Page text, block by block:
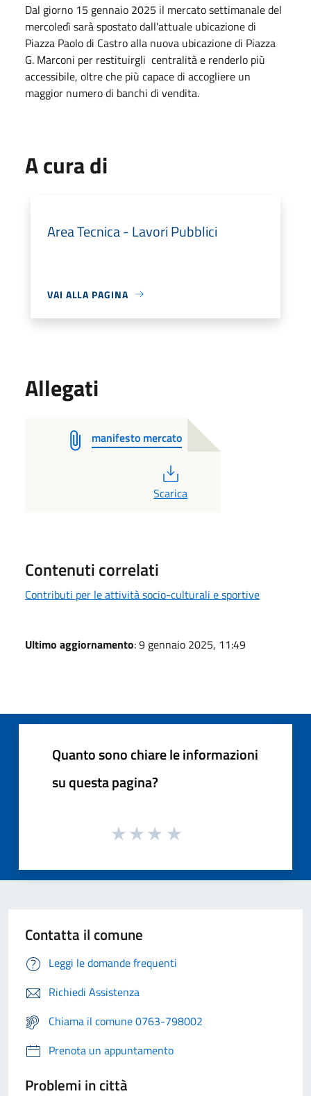
Dal giorno 15 gennaio 2025 il mercato settimanale del
mercoledì sarà spostato dall'attuale ubicazione di
Piazza Paolo di Castro alla nuova ubicazione di Piazza
G. Marconi per restituirgli centralità e renderlo più
accessibile, oltre che più capace di accogliere un
maggior numero di banchi di vendita.
A cura di
Area Tecnica - Lavori Pubblici
VAI ALLA PAGINA
Allegati
manifesto mercato
Scarica
Contenuti correlati
Contributi per le attività socio-culturali e sportive
Ultimo aggiornamento: 9 gennaio 2025, 11:49
Quanto sono chiare le informazioni
su questa pagina?
Contatta il comune
Leggi le domande frequenti
Richiedi Assistenza
Chiama il comune 0763-798002
Prenota un appuntamento
Problemi in città